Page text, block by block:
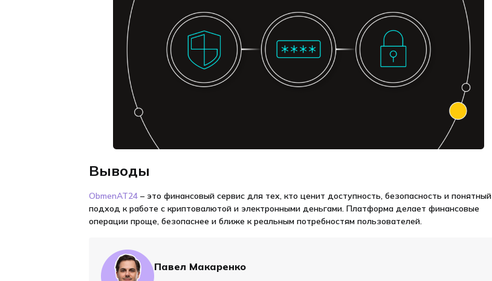
Выводы
ObmenAT24 – это финансовый сервис для тех, кто ценит доступность, безопасность и понятный
подход к работе с криптовалютой и электронными деньгами. Платформа делает финансовые
операции проще, безопаснее и ближе к реальным потребностям пользователей.
Павел Макаренко